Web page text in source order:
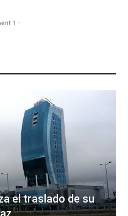
1 -
el traslado de su